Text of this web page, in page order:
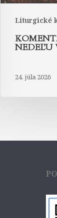
Liturgické
rok
NEDEĽU
24. júla 2026